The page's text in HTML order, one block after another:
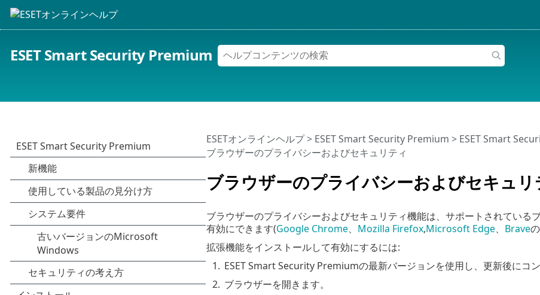
ESET Smart Security Premium
ブラウザーのプライバシーおよびセキュリ
ESETオンラインヘルプ> ESET Smart Security Premium > ESET Smart
ブラウザーのプライバシーおよびセキュリティ
ブラウザーのプライバシーおよびセキュリティ機能は、サポートされている
有効にできます(Google Chrome、 Mozilla Firefox,Microsoft Edge、 Brave
拡張機能をインストールして有効にするには:
1. ESET Smart Security Premiumの最新バージョンを使用し、更新後にコ
2. ブラウザーを開きます。